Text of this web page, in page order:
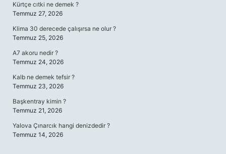
Kürtçe cıtki ne demek ?
Temmuz 27, 2026
Klima 30 derecede çalışırsa ne olur ?
Temmuz 25, 2026
A7 akoru nedir ?
Temmuz 24, 2026
Kalb ne demek tefsir ?
Temmuz 23, 2026
Başkentray kimin ?
Temmuz 21, 2026
Yalova Çınarcık hangi denizdedir ?
Temmuz 14, 2026